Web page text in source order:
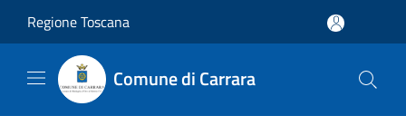
Regione Toscana
Comune di Carrara